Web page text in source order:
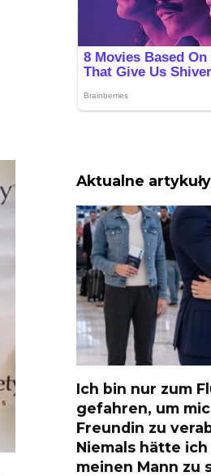
Aktualne artykuły
Ich bin nur zum
gefahren, um
Freundin zu
Niemals hätte
meinen Mann zu